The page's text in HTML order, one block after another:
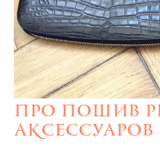
Про пошив
аксессуаров